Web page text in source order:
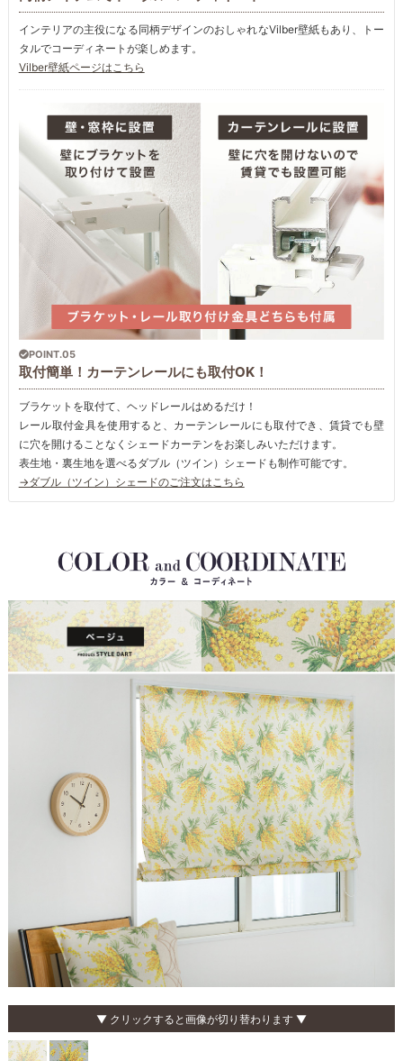
インテリアの主役になる同柄デザインのおしゃれなVilber壁紙もあり、トー
タルでコーディネートが楽しめます。
Vilber壁紙ページはこちら
POINT.05
取付簡単！カーテンレールにも取付OK！
ブラケットを取付て、ヘッドレールはめるだけ！
レール取付金具を使用すると、カーテンレールにも取付でき、賃貸でも壁
に穴を開けることなくシェードカーテンをお楽しみいただけます。
表生地・裏生地を選べるダブル（ツイン）シェードも制作可能です。
→ダブル（ツイン）シェードのご注文はこちら
▼ クリックすると画像が切り替わります ▼